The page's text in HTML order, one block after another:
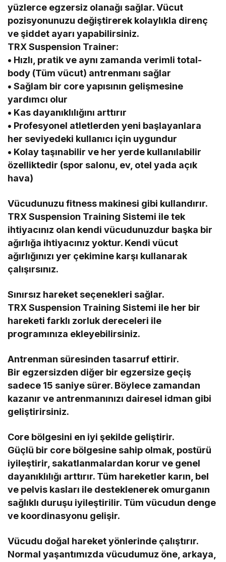
yüzlerce egzersiz olanağı sağlar. Vücut
pozisyonunuzu değiştirerek kolaylıkla direnç
ve şiddet ayarı yapabilirsiniz.
TRX Suspension Trainer:
• Hızlı, pratik ve aynı zamanda verimli total-
body (Tüm vücut) antrenmanı sağlar
• Sağlam bir core yapısının gelişmesine
yardımcı olur
• Kas dayanıklılığını arttırır
• Profesyonel atletlerden yeni başlayanlara
her seviyedeki kullanıcı için uygundur
• Kolay taşınabilir ve her yerde kullanılabilir
özelliktedir (spor salonu, ev, otel yada açık
hava)
Vücudunuzu fitness makinesi gibi kullandırır.
TRX Suspension Training Sistemi ile tek
ihtiyacınız olan kendi vücudunuzdur başka bir
ağırlığa ihtiyacınız yoktur. Kendi vücut
ağırlığınızı yer çekimine karşı kullanarak
çalışırsınız.
Sınırsız hareket seçenekleri sağlar.
TRX Suspension Training Sistemi ile her bir
hareketi farklı zorluk dereceleri ile
programınıza ekleyebilirsiniz.
Antrenman süresinden tasarruf ettirir.
Bir egzersizden diğer bir egzersize geçiş
sadece 15 saniye sürer. Böylece zamandan
kazanır ve antrenmanınızı dairesel idman gibi
geliştirirsiniz.
Core bölgesini en iyi şekilde geliştirir.
Güçlü bir core bölgesine sahip olmak, postürü
iyileştirir, sakatlanmalardan korur ve genel
dayanıklılığı arttırır. Tüm hareketler karın, bel
ve pelvis kasları ile desteklenerek omurganın
sağlıklı duruşu iyileştirilir. Tüm vücudun denge
ve koordinasyonu gelişir.
Vücudu doğal hareket yönlerinde çalıştırır.
Normal yaşantımızda vücudumuz öne, arkaya,